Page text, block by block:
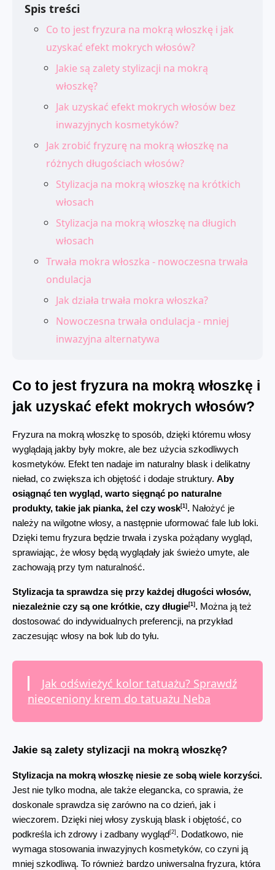
Spis treści
Co to jest fryzura na mokrą włoszkę i jak
uzyskać efekt mokrych włosów?
Jakie są zalety stylizacji na mokrą
włoszkę?
Jak uzyskać efekt mokrych włosów bez
inwazyjnych kosmetyków?
Jak zrobić fryzurę na mokrą włoszkę na
różnych długościach włosów?
Stylizacja na mokrą włoszkę na krótkich
włosach
Stylizacja na mokrą włoszkę na długich
włosach
Trwała mokra włoszka - nowoczesna trwała
ondulacja
Jak działa trwała mokra włoszka?
Nowoczesna trwała ondulacja - mniej
inwazyjna alternatywa
Co to jest fryzura na mokrą włoszkę i
jak uzyskać efekt mokrych włosów?
Fryzura na mokrą włoszkę to sposób, dzięki któremu włosy
wyglądają jakby były mokre, ale bez użycia szkodliwych
kosmetyków. Efekt ten nadaje im naturalny blask i delikatny
nieład, co zwiększa ich objętość i dodaje struktury. Aby
osiągnąć ten wygląd, warto sięgnąć po naturalne
produkty, takie jak pianka, żel czy wosk [1] . Nałożyć je
należy na wilgotne włosy, a następnie uformować fale lub loki.
Dzięki temu fryzura będzie trwała i zyska pożądany wygląd,
sprawiając, że włosy będą wyglądały jak świeżo umyte, ale
zachowają przy tym naturalność.
Stylizacja ta sprawdza się przy każdej długości włosów,
niezależnie czy są one krótkie, czy długie [1] . Można ją też
dostosować do indywidualnych preferencji, na przykład
zaczesując włosy na bok lub do tyłu.
Jak odświeżyć kolor tatuażu? Sprawdź
nieoceniony krem do tatuażu Neba
Jakie są zalety stylizacji na mokrą włoszkę?
Stylizacja na mokrą włoszkę niesie ze sobą wiele korzyści.
Jest nie tylko modna, ale także elegancka, co sprawia, że
doskonale sprawdza się zarówno na co dzień, jak i
wieczorem. Dzięki niej włosy zyskują blask i objętość, co
podkreśla ich zdrowy i zadbany wygląd [2] . Dodatkowo, nie
wymaga stosowania inwazyjnych kosmetyków, co czyni ją
mniej szkodliwą. To również bardzo uniwersalna fryzura, która